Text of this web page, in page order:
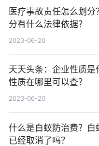
医疗事故责任怎么划分
分有什么法律依据？
2023-06-20
天天头条：企业性质是
性质在哪里可以查？
2023-06-20
什么是白蚁防治费？白
已经取消了吗？